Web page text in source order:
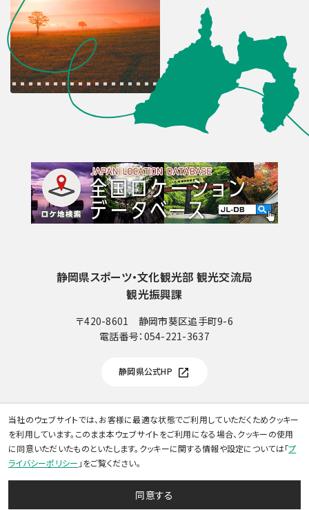
協力事業者登録
静岡県スポーツ・文化観光部 観光交流局
観光振興課
〒420-8601 静岡市葵区追手町9-6
電話番号：
番
054-221-3637
静岡県公式HP
Copyright © SHIZUOKA FILM COMISSION NET. All rights reserved.
当社のウェブサイトでは、お客様に最適な状態でご利用していただくためクッキー
を利用しています。このまま本ウェブサイトをご利用になる場合、クッキーの使用
に同意いただいたものといたします。クッキーに関する情報や設定については「プ
ライバシーポリシー 」をご覧ください。
同意する